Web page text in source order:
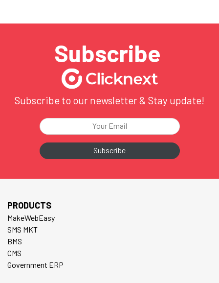
Subscribe
Subscribe to our newsletter & Stay update!
PRODUCTS
MakeWebEasy
SMS MKT
BMS
CMS
Government ERP